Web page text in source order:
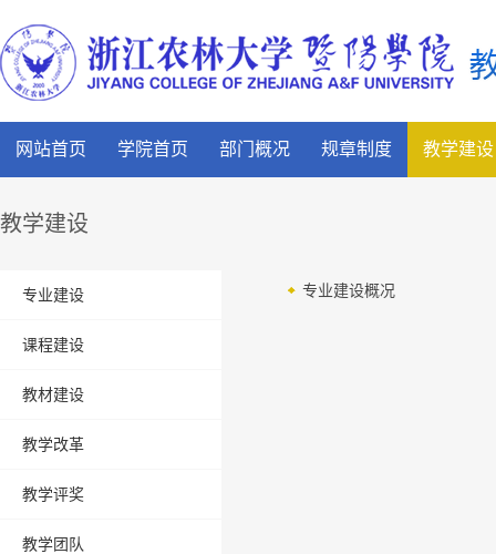
网站首页 学院首页 部门概况 规章制度 教学建设
教学建设
专业建设
课程建设
教材建设
教学改革
教学评奖
教学团队
专业建设概况